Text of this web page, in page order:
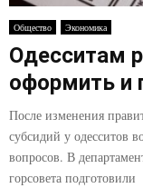
E
N
U
Общество Экономика
Одесситам
оформить и
После изменения
субсидий у одесситов
вопросов. В
горсовета подготовили